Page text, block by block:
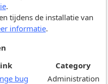
.
tijdens de installatie van
informatie.
Category
bug
Administration